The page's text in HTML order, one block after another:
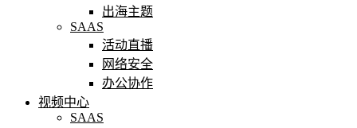
出海主题
SAAS
活动直播
网络安全
办公协作
视频中心
SAAS